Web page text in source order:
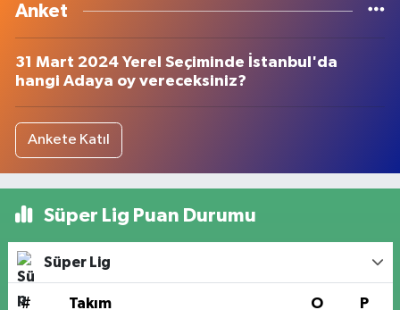
Anket
31 Mart 2024 Yerel Seçiminde İstanbul'da
hangi Adaya oy vereceksiniz?
Ankete Katıl
Süper Lig Puan Durumu
Süper Lig
# Takım O P